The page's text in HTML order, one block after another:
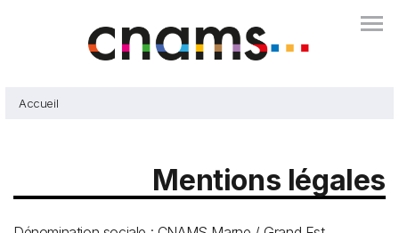
Accueil
Mentions légales